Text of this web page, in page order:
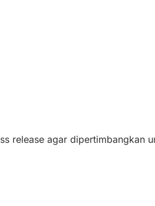
release agar dipertimbangkan